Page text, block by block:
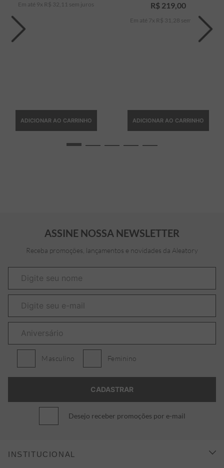
Em até 9 x R$ 32 11 sem juros
ADICIONAR AO CARRINHO
R$ 219,00
Em até 7 x R$ 31 28 sem juros
ADICIONAR AO CARRINHO
ASSINE NOSSA NEWSLETTER
Receba promoções, lançamentos e novidades da Aleatory
Masculino Feminino
Desejo receber promoções por e-mail
INSTITUCIONAL